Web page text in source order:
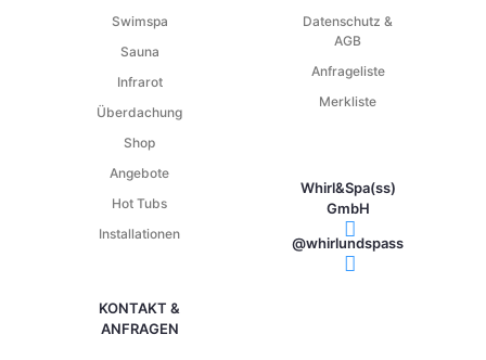
Swimspa
Sauna
Infrarot
Überdachung
Shop
Angebote
Hot Tubs
Installationen
KONTAKT &
ANFRAGEN
Datenschutz &
AGB
Anfrageliste
Merkliste
Whirl&Spa(ss)
GmbH
@whirlundspass